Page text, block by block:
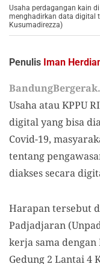
Usaha perdagangan kain
menghadirkan data digital
Kusumadirezza)
Penulis Iman
Usaha atau KPPU
digital yang bisa
Covid-19,
tentang
diakses secara
Harapan tersebut
Padjadjaran
kerja sama dengan
Gedung 2 Lantai 4